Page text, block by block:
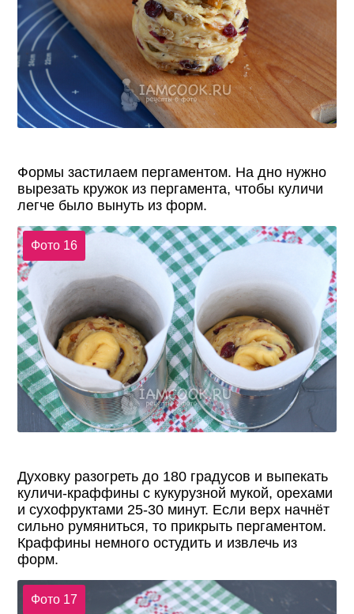
Формы застилаем пергаментом. На дно нужно
вырезать кружок из пергамента, чтобы куличи
легче было вынуть из форм.
Фото 16
Духовку разогреть до 180 градусов и выпекать
куличи-краффины с кукурузной мукой, орехами
и сухофруктами 25-30 минут. Если верх начнёт
сильно румяниться, то прикрыть пергаментом.
Краффины немного остудить и извлечь из
форм.
Фото 17